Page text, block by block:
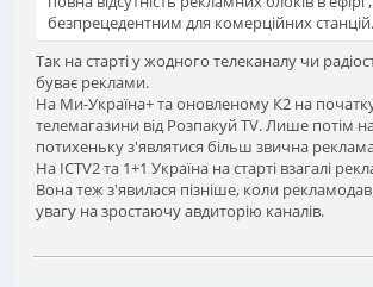
безпрецедентним для комерційних станцій.
Так на старті у жодного телеканалу чи
буває реклами.
На Ми-Україна+ та оновленому К2 на
телемагазини від Розпакуй TV. Лише потім
потихеньку з'являтися більш звична
На ICTV2 та 1+1 Україна на старті взагалі
Вона теж з'явилася пізніше, коли
увагу на зростаючу авдиторію каналів.